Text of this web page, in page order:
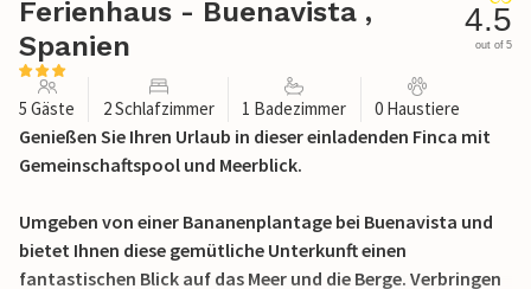
Ferienhaus - Buenavista ,
Spanien
4.5
out of 5
5 Gäste 2 Schlafzimmer 1 Badezimmer 0 Haustiere
Genießen Sie Ihren Urlaub in dieser einladenden Finca mit
Gemeinschaftspool und Meerblick.
Umgeben von einer Bananenplantage bei Buenavista und
bietet Ihnen diese gemütliche Unterkunft einen
fantastischen Blick auf das Meer und die Berge. Verbringen